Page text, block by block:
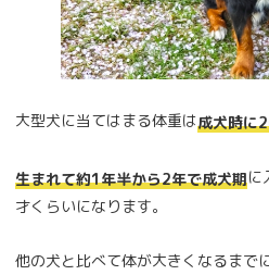
大型犬に当てはまる体重は成犬時に
生まれて約1年半から2年で成犬期に
才くらいになります。
他の犬と比べて体が大きくなるまで